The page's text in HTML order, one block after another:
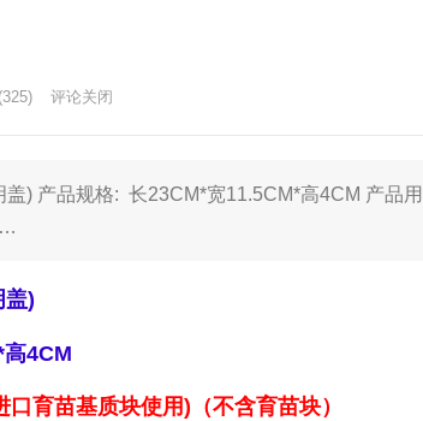
评论关闭
盖) 产品规格: 长23CM*宽11.5CM*高4CM 产品
…
盖)
4CM
育苗基质块使用)（不含育苗块）